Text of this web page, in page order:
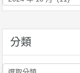
史
分類
分